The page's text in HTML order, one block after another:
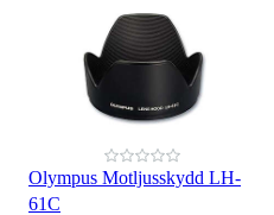
Olympus Motljusskydd LH-
61C